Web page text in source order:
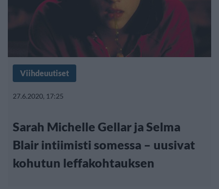
Viihdeuutiset
27.6.2020, 17:25
Sarah Michelle Gellar ja Selma
Blair intiimisti somessa – uusivat
kohutun leffakohtauksen